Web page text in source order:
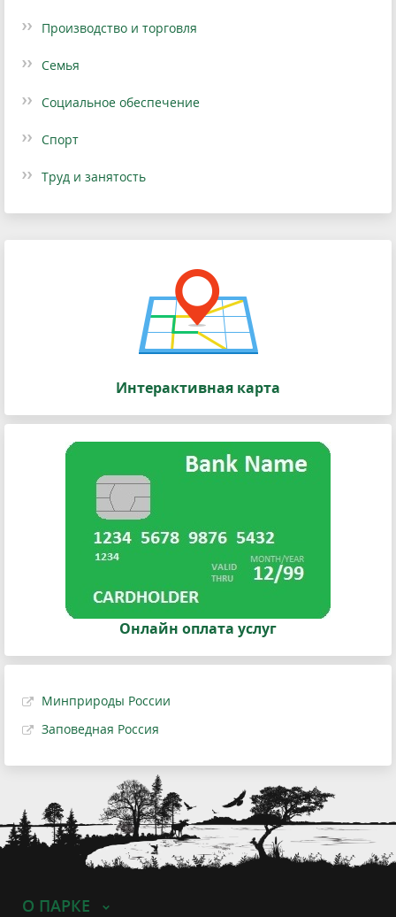
Производство и торговля
Семья
Социальное обеспечение
Спорт
Труд и занятость
Интерактивная карта
Онлайн оплата услуг
Минприроды России
Заповедная Россия
О ПАРКЕ